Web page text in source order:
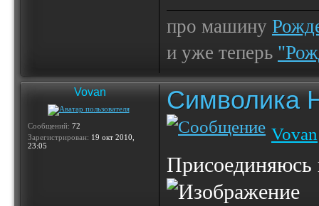
про машину
и уже теперь
Vovan
Сообщений: 72
Зарегистрирован: 19 окт 2010,
23:05
Символика
Vovan
Присоединяюсь